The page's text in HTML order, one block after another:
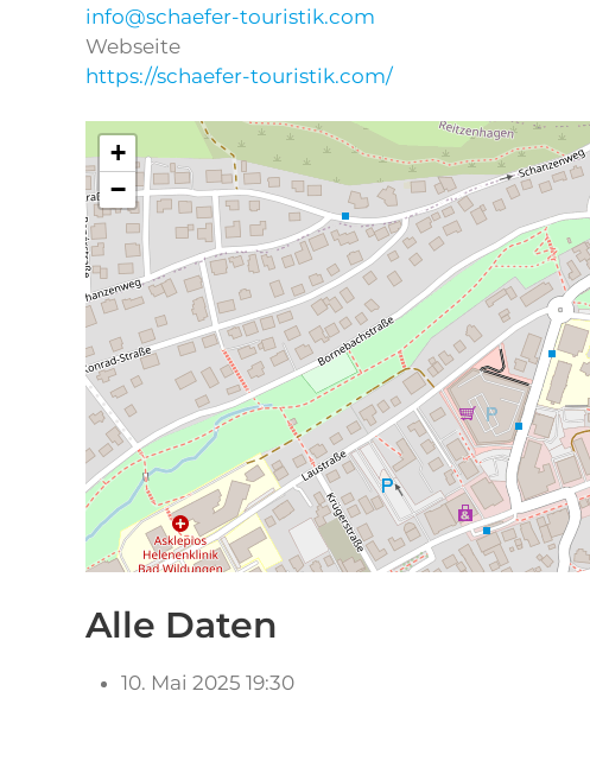
info@schaefer-touristik.com
Webseite
https://schaefer-touristik.com/
+
−
Alle Daten
10. Mai 2025 19:30